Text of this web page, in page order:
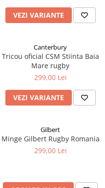
VEZI VARIANTE
Canterbury
Tricou oficial CSM Stiinta Baia
Mare rugby
299,00 Lei
VEZI VARIANTE
Gilbert
Minge Gilbert Rugby Romania
299,00 Lei